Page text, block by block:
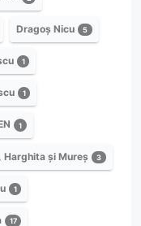
Dragoș Nicu 5
1
1
1
Harghita și Mureș 3
1
17